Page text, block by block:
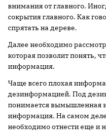
внимания от главного.
сокрытия главного. Как
спрятать на дереве.
Далее необходимо
которая позволит понять,
информация.
Чаще всего плохая
дезинформацией. Под
понимается вымышленная
информация. На самом
необходимо отнести еще